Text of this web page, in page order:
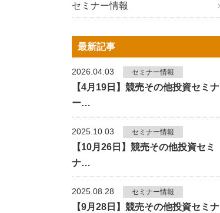
セミナー情報
最新記事
2026.04.03 セミナー情報
【4月19日】競売その他投資セミナ
ー…
2025.10.03 セミナー情報
【10月26日】競売その他投資セミ
ナ…
2025.08.28 セミナー情報
【9月28日】競売その他投資セミナ